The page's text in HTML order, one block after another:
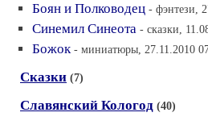
Боян и Полководец - фэнтези,
Синемил Синеота - сказки,
Божок - миниатюры, 27.11.2010
Сказки (7)
Славянский Кологод (40)